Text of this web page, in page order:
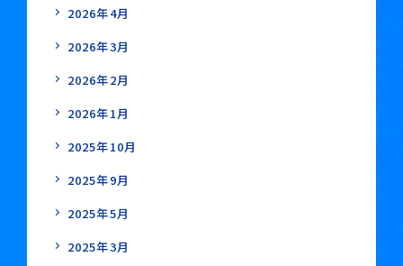
2026年4月
2026年3月
2026年2月
2026年1月
2025年10月
2025年9月
2025年5月
2025年3月